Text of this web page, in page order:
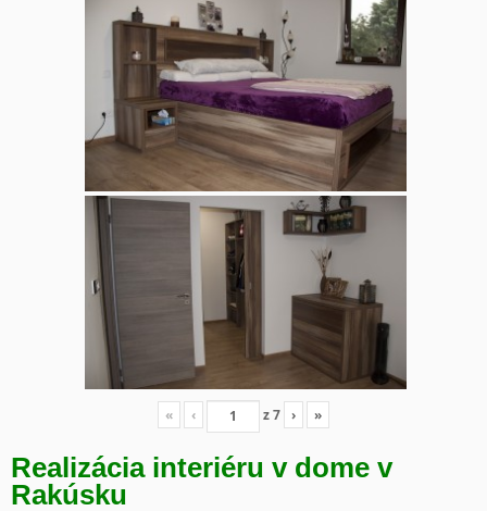
« ‹ z7 › »
Realizácia interiéru v dome v
Rakúsku